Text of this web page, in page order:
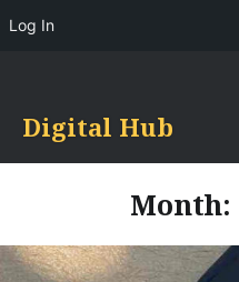
content
Digital Hub
Month:
Log In